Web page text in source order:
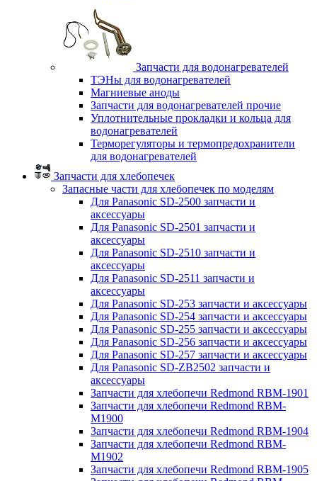
Запчасти для водонагревателей
ТЭНы для водонагревателей
Магниевые аноды
Запчасти для водонагревателей прочие
Уплотнительные прокладки и кольца для
водонагревателей
Терморегуляторы и термопредохранители
для водонагревателей
Запчасти для хлебопечек
Запасные части для хлебопечек по моделям
Для Panasonic SD-2500 запчасти и
аксессуары
Для Panasonic SD-2501 запчасти и
аксессуары
Для Panasonic SD-2510 запчасти и
аксессуары
Для Panasonic SD-2511 запчасти и
аксессуары
Для Panasonic SD-253 запчасти и аксессуары
Для Panasonic SD-254 запчасти и аксессуары
Для Panasonic SD-255 запчасти и аксессуары
Для Panasonic SD-256 запчасти и аксессуары
Для Panasonic SD-257 запчасти и аксессуары
Для Panasonic SD-ZB2502 запчасти и
аксессуары
Запчасти для хлебопечи Redmond RBM-1901
Запчасти для хлебопечи Redmond RBM-
M1900
Запчасти для хлебопечи Redmond RBM-1904
Запчасти для хлебопечи Redmond RBM-
M1902
Запчасти для хлебопечи Redmond RBM-1905